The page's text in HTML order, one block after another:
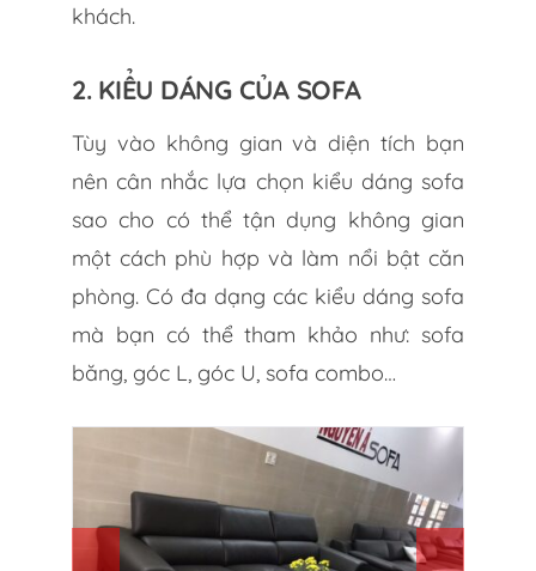
khách.
2. KIỂU DÁNG CỦA SOFA
Tùy vào không gian và diện tích bạn
nên cân nhắc lựa chọn kiểu dáng sofa
sao cho có thể tận dụng không gian
một cách phù hợp và làm nổi bật căn
phòng. Có đa dạng các kiểu dáng sofa
mà bạn có thể tham khảo như: sofa
băng, góc L, góc U, sofa combo…